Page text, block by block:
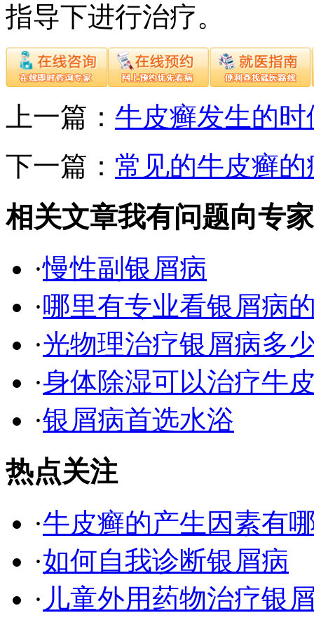
指导下进行治疗。
上一篇： 牛皮癣发生的
下一篇： 常见的牛皮癣
相关文章我有问题向专
·慢性副银屑病
·哪里有专业看银屑病
·光物理治疗银屑病多
·身体除湿可以治疗牛
·银屑病首选水浴
热点关注
·牛皮癣的产生因素有
·如何自我诊断银屑病
· 儿童外用药物治疗银